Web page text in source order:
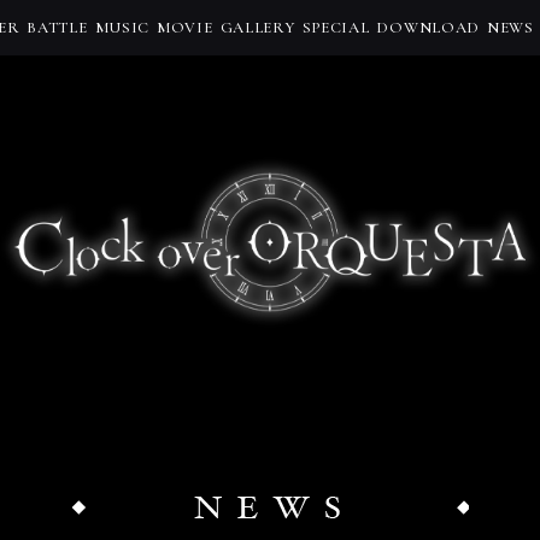
BATTLE MUSIC MOVIE GALLERY SPECIAL DOWNLOAD NEWS